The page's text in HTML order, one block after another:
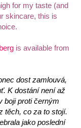
for my taste (and
skincare, this is
is available from
dost zamlouvá,
K dostání není až
boji proti černým
těch, co za to stojí.
jako poslední